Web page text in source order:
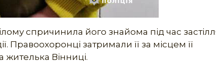
спричинила його знайома під час
Правоохоронці затримали її за місцем її
Вінниці.